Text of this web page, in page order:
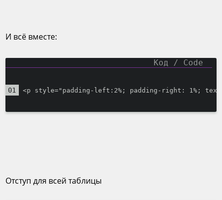
И всё вместе:
<p style="padding-left:2%; padding-right: 1%;
Отступ для всей таблицы